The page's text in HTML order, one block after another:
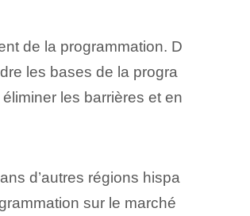
de la programmation. D
les bases de la progra
les barrières et en
d’autres régions hispa
sur le marché